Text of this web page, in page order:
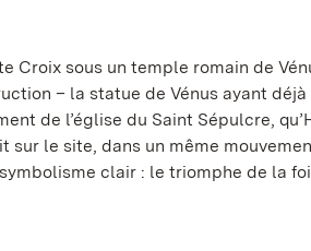
Croix sous un temple romain de
– la statue de Vénus ayant
de l’église du Saint Sépulcre,
sur le site, dans un même
clair : le triomphe de la